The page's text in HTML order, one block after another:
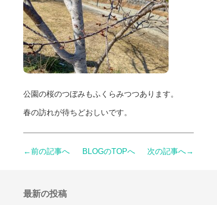
最新の投稿
公園の桜のつぼみもふくらみつつあります。
春の訪れが待ちどおしいです。
←前の記事へ BLOGのTOPへ 次の記事へ→